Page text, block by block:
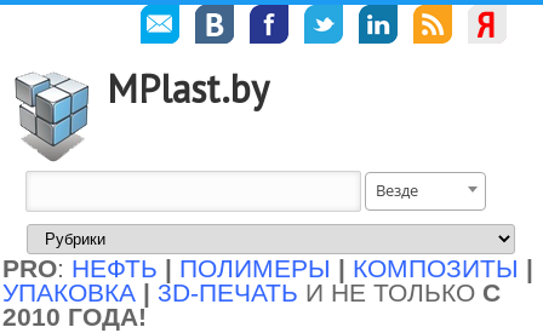
MPlast.by
Везде
PRO: НЕФТЬ | ПОЛИМЕРЫ | КОМПОЗИТЫ |
УПАКОВКА | 3D-ПЕЧАТЬ И НЕ ТОЛЬКО С
2010 ГОДА!